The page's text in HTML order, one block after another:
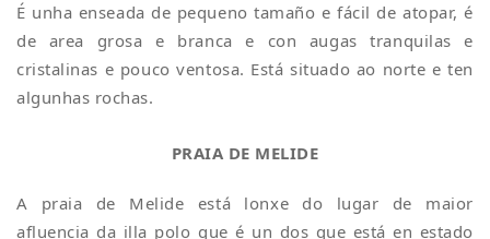
É unha enseada de pequeno tamaño e fácil de atopar, é
de area grosa e branca e con augas tranquilas e
cristalinas e pouco ventosa. Está situado ao norte e ten
algunhas rochas.
PRAIA DE MELIDE
A praia de Melide está lonxe do lugar de maior
afluencia da illa polo que é un dos que está en estado